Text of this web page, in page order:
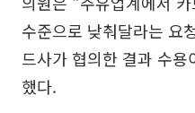
수준으로 낮춰달라는 요
드사가 협의한 결과 수
했다.